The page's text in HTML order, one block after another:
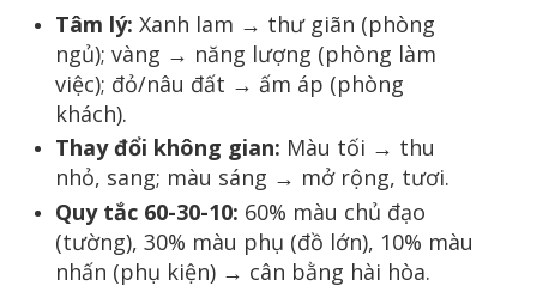
Tâm lý: Xanh lam → thư giãn (phòng
ngủ); vàng → năng lượng (phòng làm
việc); đỏ/nâu đất → ấm áp (phòng
khách).
Thay đổi không gian: Màu tối → thu
nhỏ, sang; màu sáng → mở rộng, tươi.
Quy tắc 60-30-10: 60% màu chủ đạo
(tường), 30% màu phụ (đồ lớn), 10% màu
nhấn (phụ kiện) → cân bằng hài hòa.